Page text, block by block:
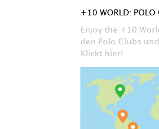
+10 WORLD: POLO
Enjoy the +10
den Polo Clubs
Klickt hier!